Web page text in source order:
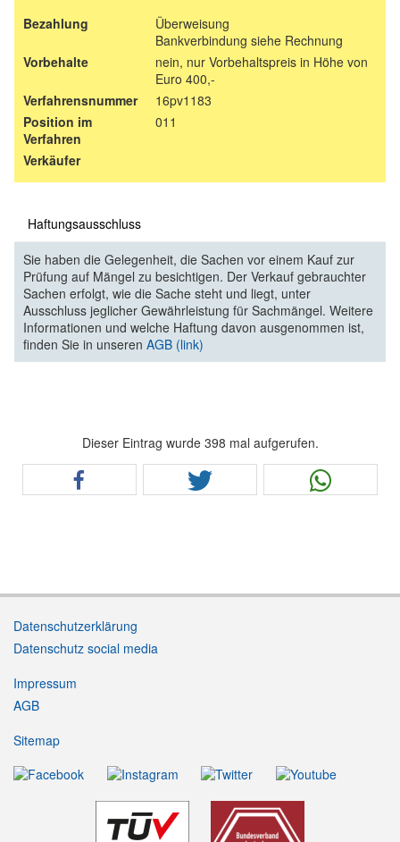
Bezahlung
Überweisung
Bankverbindung siehe Rechnung
Vorbehalte
nein, nur Vorbehaltspreis in Höhe von
Euro 400,-
Verfahrensnummer
16pv1183
Position im
Verfahren
011
Verkäufer
Haftungsausschluss
Sie haben die Gelegenheit, die Sachen vor einem Kauf zur
Prüfung auf Mängel zu besichtigen. Der Verkauf gebrauchter
Sachen erfolgt, wie die Sache steht und liegt, unter
Ausschluss jeglicher Gewährleistung für Sachmängel. Weitere
Informationen und welche Haftung davon ausgenommen ist,
finden Sie in unseren AGB (link)
Dieser Eintrag wurde 398 mal aufgerufen.
Datenschutzerklärung
Datenschutz social media
Impressum
AGB
Sitemap